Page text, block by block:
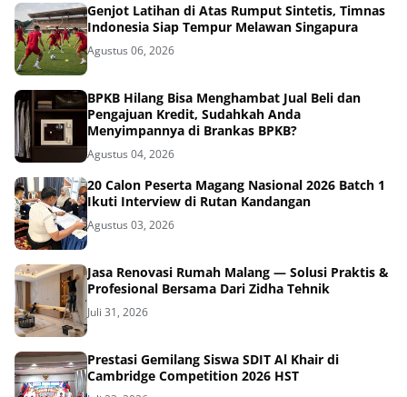
Genjot Latihan di Atas Rumput Sintetis, Timnas
Indonesia Siap Tempur Melawan Singapura
Agustus 06, 2026
BPKB Hilang Bisa Menghambat Jual Beli dan
Pengajuan Kredit, Sudahkah Anda
Menyimpannya di Brankas BPKB?
Agustus 04, 2026
20 Calon Peserta Magang Nasional 2026 Batch 1
Ikuti Interview di Rutan Kandangan
Agustus 03, 2026
Jasa Renovasi Rumah Malang — Solusi Praktis &
Profesional Bersama Dari Zidha Tehnik
Juli 31, 2026
Prestasi Gemilang Siswa SDIT Al Khair di
Cambridge Competition 2026 HST